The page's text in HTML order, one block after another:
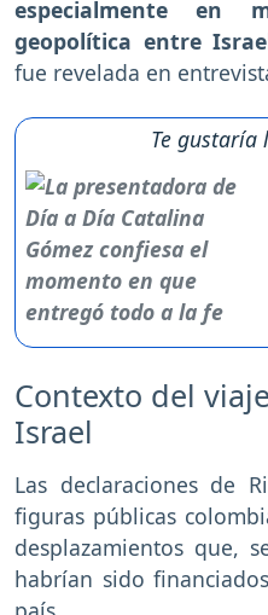
especialmente en
geopolítica entre
fue revelada en
Te gustaría
Contexto del
Israel
Las declaraciones de
figuras públicas
desplazamientos que,
habrían sido